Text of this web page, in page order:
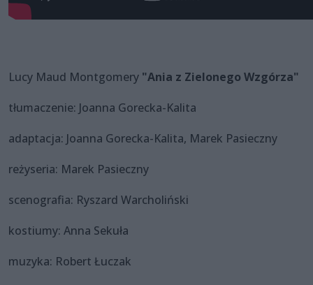
Lucy Maud Montgomery "Ania z Zielonego Wzgórza"
tłumaczenie: Joanna Gorecka-Kalita
adaptacja: Joanna Gorecka-Kalita, Marek Pasieczny
reżyseria: Marek Pasieczny
scenografia: Ryszard Warcholiński
kostiumy: Anna Sekuła
muzyka: Robert Łuczak